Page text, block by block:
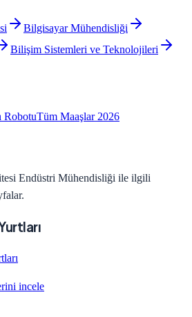
Bilgisayar Mühendisliği
Bilişim Sistemleri ve Teknolojileri
RobotuTüm Maaşlar 2026
Endüstri Mühendisliği ile ilgili
incele